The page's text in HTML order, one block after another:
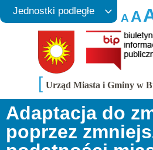
AA
Jednostki podległe
[ Urząd Miasta i Gminy w
Adaptacja do
poprzez